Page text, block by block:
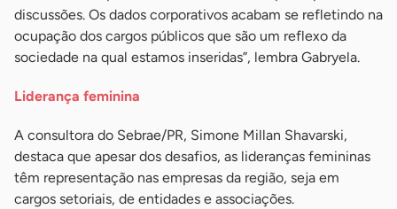
discussões. Os dados corporativos acabam se refletindo na
ocupação dos cargos públicos que são um reflexo da
sociedade na qual estamos inseridas”, lembra Gabryela.
Liderança feminina
A consultora do Sebrae/PR, Simone Millan Shavarski,
destaca que apesar dos desafios, as lideranças femininas
têm representação nas empresas da região, seja em
cargos setoriais, de entidades e associações.